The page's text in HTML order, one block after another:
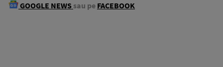
GOOGLE NEWS sau pe FACEBOOK